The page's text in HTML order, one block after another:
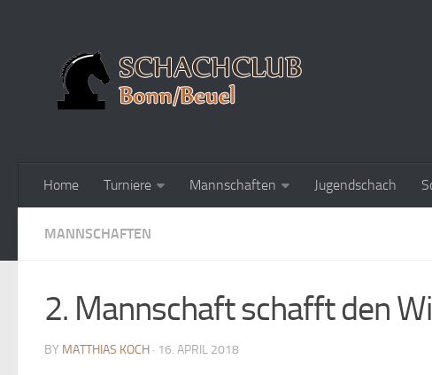
Home Turniere Mannschaften Jugendschach
MANNSCHAFTEN
2. Mannschaft schafft den
BY MATTHIAS KOCH · 16. APRIL 2018